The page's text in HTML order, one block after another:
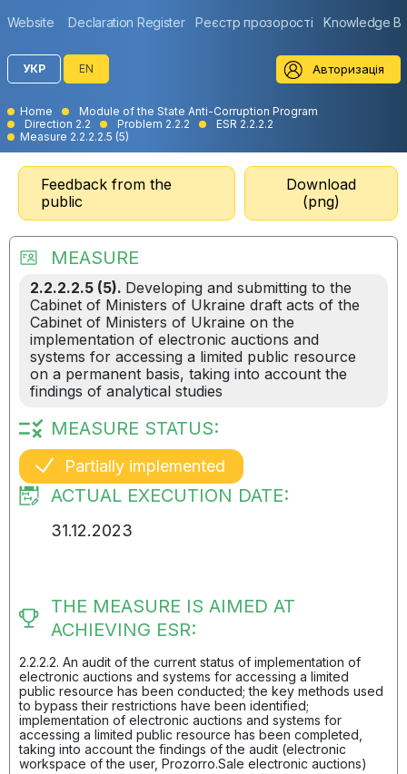
Website Declaration Register Реєстр прозорості Knowledge
УКР EN Авторизація
Home
Module of the State Anti-Corruption Program
Direction 2.2
Problem 2.2.2
ESR 2.2.2.2
Measure 2.2.2.2.5 (5)
Feedback from the
public
Download
(png)
MEASURE
2.2.2.2.5 (5). Developing and submitting to the
Cabinet of Ministers of Ukraine draft acts of the
Cabinet of Ministers of Ukraine on the
implementation of electronic auctions and
systems for accessing a limited public resource
on a permanent basis, taking into account the
findings of analytical studies
MEASURE STATUS:
Partially implemented
ACTUAL EXECUTION DATE:
31.12.2023
THE MEASURE IS AIMED AT
ACHIEVING ESR:
2.2.2.2. An audit of the current status of implementation of
electronic auctions and systems for accessing a limited
public resource has been conducted; the key methods used
to bypass their restrictions have been identified;
implementation of electronic auctions and systems for
accessing a limited public resource has been completed,
taking into account the findings of the audit (electronic
workspace of the user, Prozorro.Sale electronic auctions)